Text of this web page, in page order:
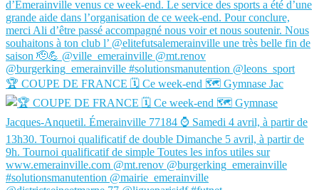
🏆 COUPE DE FRANCE 🗓️ Ce week-end 🗺️ Gymnase Jac